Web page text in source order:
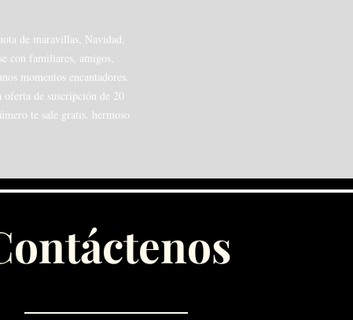
de maravillas, Navidad,
con familiares, amigos,
momentos encantadores.
de suscripción de 20
te sale gratis. hermoso